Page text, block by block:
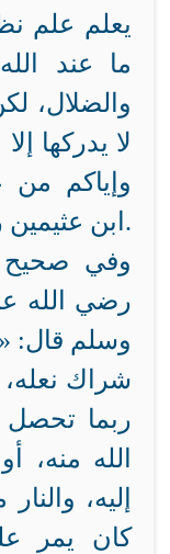
يعلم علم
ما عند
والضلال،
لا يدركها
وإياكم من
ابن عثيمين رحمه الله تعالى.
وفي صحيح
رضي الله
وسلم قال:
شراك نعله،
ربما تحصل
الله منه،
إليه،
كان يمر